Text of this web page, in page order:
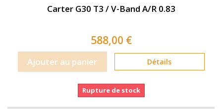
Carter G30 T3 / V-Band A/R 0.83
588,00 €
Ajouter au panier Détails
Rupture de stock